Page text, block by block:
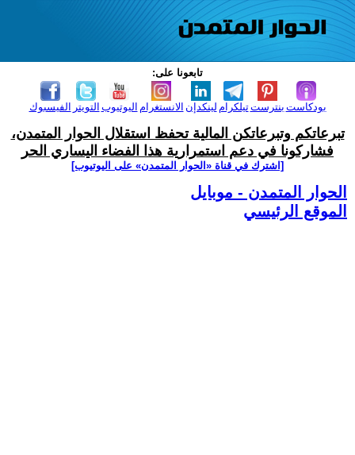
تابعونا على:
الفيسبوك التويتر اليوتيوب الانستغرام لينكدإن تيلكرامبنترست بودكاست
تبرعاتكم وتبرعاتكن المالية تحفظ استقلال الحوار المتمدن،
فشاركونا في دعم استمرارية هذا الفضاء اليساري الحر
[اشترك في قناة ‫«الحوار المتمدن» على اليوتيوب]
الحوار المتمدن - موبايل
الموقع الرئيسي